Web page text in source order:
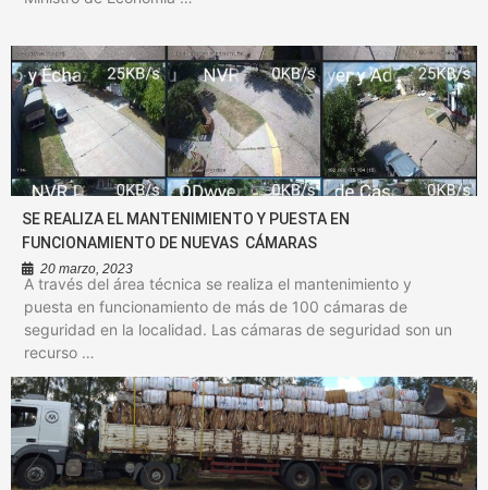
SE REALIZA EL MANTENIMIENTO Y PUESTA EN
FUNCIONAMIENTO DE NUEVAS CÁMARAS
20 marzo, 2023
A través del área técnica se realiza el mantenimiento y
puesta en funcionamiento de más de 100 cámaras de
seguridad en la localidad. Las cámaras de seguridad son un
recurso …